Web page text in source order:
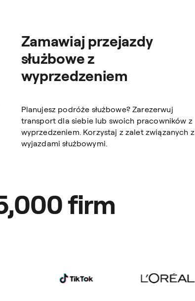
Zamawiaj przejazdy
służbowe z
wyprzedzeniem
Planujesz podróże służbowe? Zarezerwuj
transport dla siebie lub swoich pracowników z
wyprzedzeniem. Korzystaj z zalet związanych z
wyjazdami służbowymi.
firm